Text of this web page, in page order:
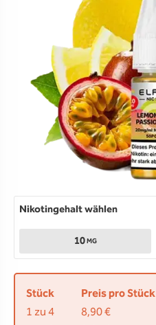
Nikotingehalt wählen
10MG
Stück
Preis pro Stück
1 zu 4
8,90 €